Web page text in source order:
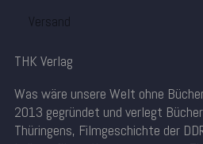
Versand
THK Verlag
Was wäre unsere Welt ohne
2013 gegründet und verlegt
Thüringens, Filmgeschichte der